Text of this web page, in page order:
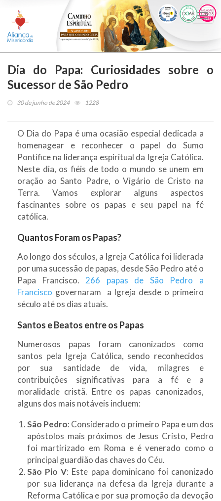
Dia do Papa: Curiosidades sobre o
Sucessor de São Pedro
30 de junho de 2024 1228
O Dia do Papa é uma ocasião especial dedicada a
homenagear e reconhecer o papel do Sumo
Pontífice na liderança espiritual da Igreja Católica.
Neste dia, os fiéis de todo o mundo se unem em
oração ao Santo Padre, o Vigário de Cristo na
Terra. Vamos explorar alguns aspectos
fascinantes sobre os papas e seu papel na fé
católica.
Quantos Foram os Papas?
Ao longo dos séculos, a Igreja Católica foi liderada
por uma sucessão de papas, desde São Pedro até o
Papa Francisco. 266 papas de São Pedro a
Francisco governaram a Igreja desde o primeiro
século até os dias atuais.
Santos e Beatos entre os Papas
Numerosos papas foram canonizados como
santos pela Igreja Católica, sendo reconhecidos
por sua santidade de vida, milagres e
contribuições significativas para a fé e a
moralidade cristã. Entre os papas canonizados,
alguns dos mais notáveis incluem:
São Pedro: Considerado o primeiro Papa e um dos
apóstolos mais próximos de Jesus Cristo, Pedro
foi martirizado em Roma e é venerado como o
principal guardião das chaves do Céu.
São Pio V: Este papa dominicano foi canonizado
por sua liderança na defesa da Igreja durante a
Reforma Católica e por sua promoção da devoção